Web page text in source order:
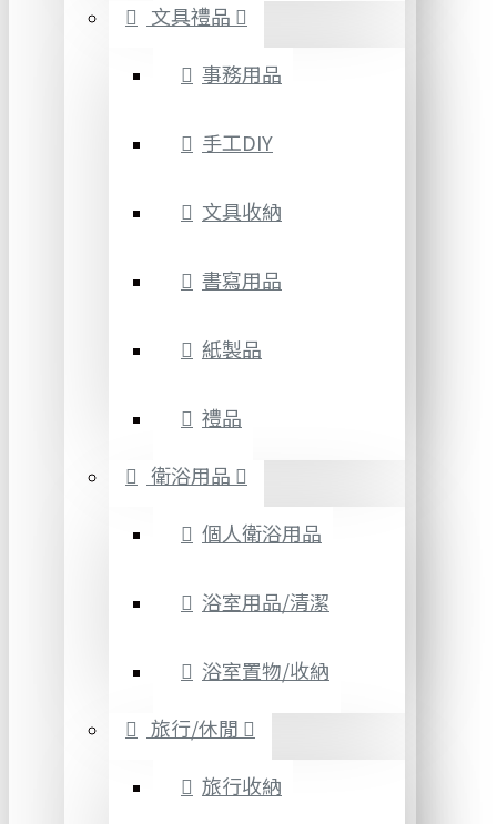
文具禮品
事務用品
手工DIY
文具收納
書寫用品
紙製品
禮品
衛浴用品
個人衛浴用品
浴室用品/清潔
浴室置物/收納
旅行/休閒
旅行收納